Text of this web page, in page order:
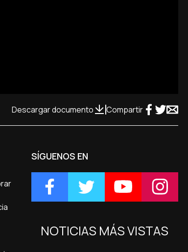
Descargar documento Compartir
SÍGUENOS EN
NOTICIAS MÁS VISTAS